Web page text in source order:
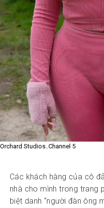
Orchard Studios..Channel 5
Các khách hàng của cô
nhà cho mình trong trang
biệt danh “người đàn ông